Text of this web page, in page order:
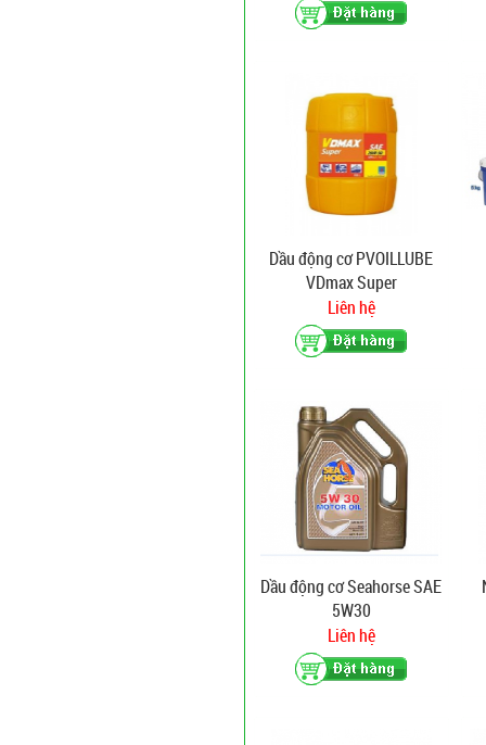
Dầu động cơ PVOILLUBE
VDmax Super
Liên hệ
Dầu động cơ Seahorse SAE
5W30
Liên hệ